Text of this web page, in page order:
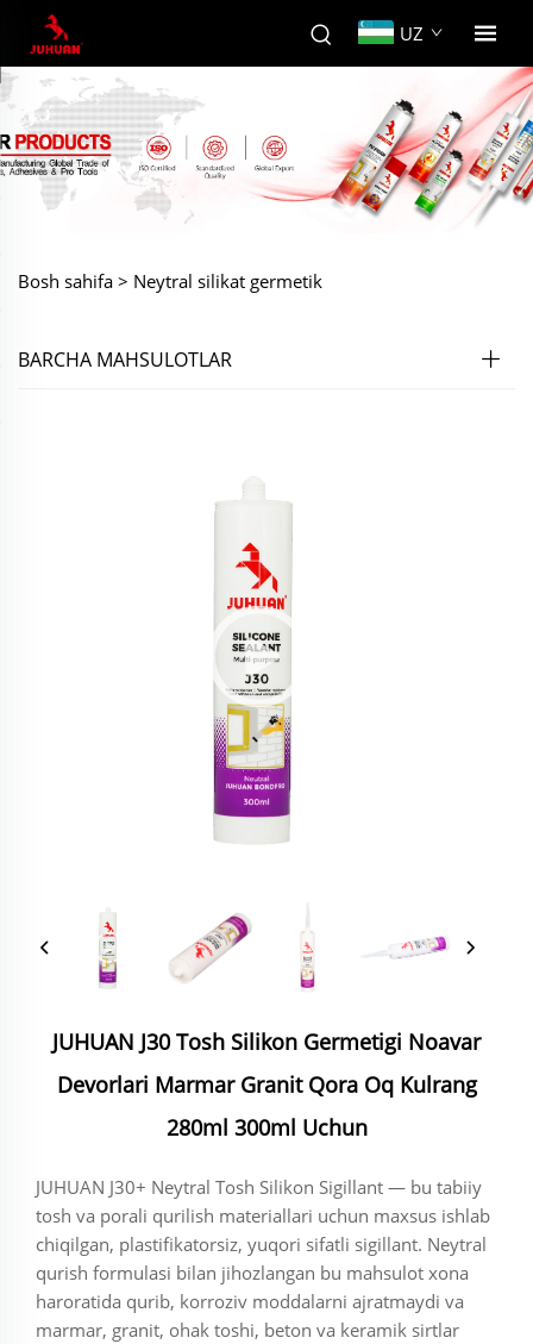
UZ
Bosh sahifa > Neytral silikat germetik
BARCHA MAHSULOTLAR
JUHUAN J30 Tosh Silikon Germetigi Noavar
Devorlari Marmar Granit Qora Oq Kulrang
280ml 300ml Uchun
JUHUAN J30+ Neytral Tosh Silikon Sigillant — bu tabiiy
tosh va porali qurilish materiallari uchun maxsus ishlab
chiqilgan, plastifikatorsiz, yuqori sifatli sigillant. Neytral
qurish formulasi bilan jihozlangan bu mahsulot xona
haroratida qurib, korroziv moddalarni ajratmaydi va
marmar, granit, ohak toshi, beton va keramik sirtlar